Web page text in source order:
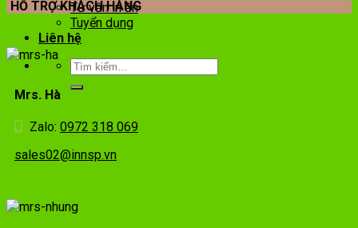
Tư vấn in ấn
Tuyển dụng
Liên hệ
HỖ TRỢ KHÁCH HÀNG
Mrs. Hà
Zalo: 0972 318 069
sales02@innsp.vn